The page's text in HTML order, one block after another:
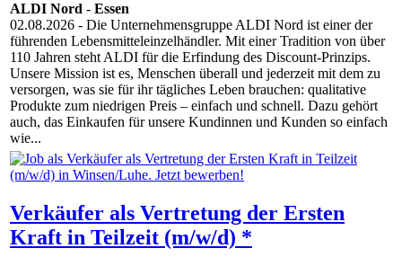
ALDI Nord - Essen
02.08.2026 - Die Unternehmensgruppe ALDI Nord ist einer der
führenden Lebensmitteleinzelhändler. Mit einer Tradition von über
110 Jahren steht ALDI für die Erfindung des Discount-Prinzips.
Unsere Mission ist es, Menschen überall und jederzeit mit dem zu
versorgen, was sie für ihr tägliches Leben brauchen: qualitative
Produkte zum niedrigen Preis – einfach und schnell. Dazu gehört
auch, das Einkaufen für unsere Kundinnen und Kunden so einfach
wie...
Verkäufer als Vertretung der Ersten
Kraft in Teilzeit (m/w/d) *